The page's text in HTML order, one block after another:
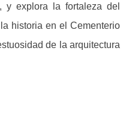
explora la fortaleza del
historia en el Cementerio
de la arquitectura